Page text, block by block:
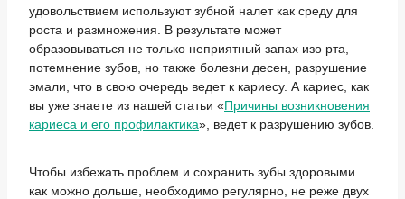
удовольствием используют зубной налет как среду для
роста и размножения. В результате может
образовываться не только неприятный запах изо рта,
потемнение зубов, но также болезни десен, разрушение
эмали, что в свою очередь ведет к кариесу. А кариес, как
вы уже знаете из нашей статьи «Причины возникновения
кариеса и его профилактика», ведет к разрушению зубов.
Чтобы избежать проблем и сохранить зубы здоровыми
как можно дольше, необходимо регулярно, не реже двух